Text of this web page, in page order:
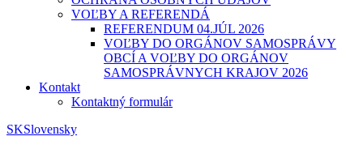
VOĽBY A REFERENDÁ
REFERENDUM 04.JÚL 2026
VOĽBY DO ORGÁNOV SAMOSPRÁVY
OBCÍ A VOĽBY DO ORGÁNOV
SAMOSPRÁVNYCH KRAJOV 2026
Kontakt
Kontaktný formulár
SKSlovensky